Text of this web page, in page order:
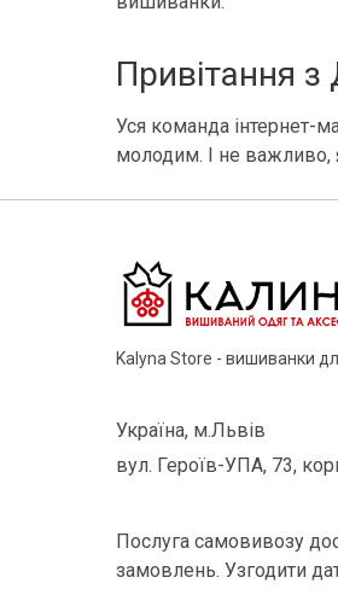
Привітання
Уся команда інтернет-
молодим. І не важливо,
Kalyna Store - вишиванки
Україна, м.Львів
вул. Героїв-УПА, 73,
Послуга самовивозу
замовлень. Узгодити